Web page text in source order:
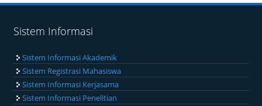
Sistem Informasi
Sistem Informasi Akademik
Sistem Registrasi Mahasiswa
Sistem Informasi Kerjasama
Sistem Informasi Penelitian